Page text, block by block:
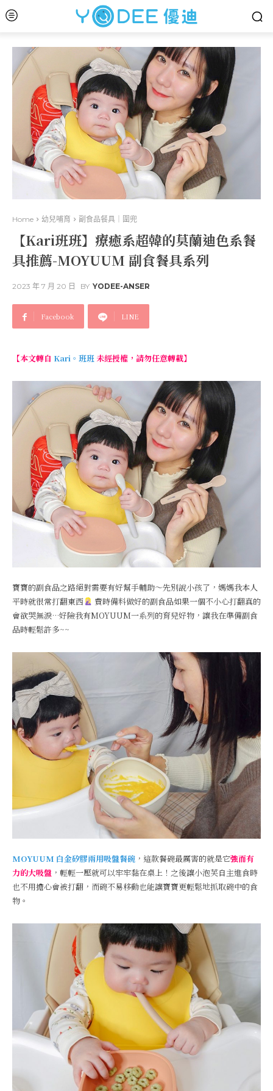
Home 幼兒哺育 副食品餐具｜圍兜
【Kari班班】療癒系超韓的莫蘭迪色系餐
具推薦-MOYUUM 副食餐具系列
2023 年 7 月 20 日 BY YODEE-ANSER
Facebook LINE
【本文轉自 Kari。班班未經授權，請勿任意轉載】
寶寶的副食品之路絕對需要有好幫手輔助～先別說小孩了，媽媽我本人
平時就很常打翻東西
費時備料做好的副食品如果一個不小心打翻真的
會欲哭無淚…好險我有MOYUUM一系列的育兒好物，讓我在準備副食
品時輕鬆許多~~
MOYUUM 白金矽膠兩用吸盤餐碗 ，這款餐碗最厲害的就是它強而有
力的大吸盤 ，輕輕一壓就可以牢牢黏在桌上！之後讓小泡芙自主進食時
也不用擔心會被打翻，而碗不易移動也能讓寶寶更輕鬆地抓取碗中的食
物。